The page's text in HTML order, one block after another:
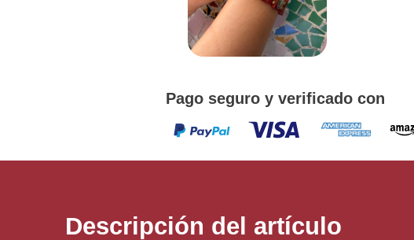
Pago seguro y verificado con
Descripción del artículo